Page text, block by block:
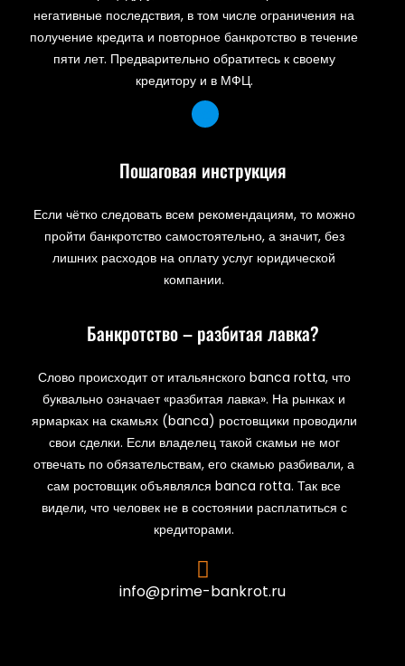
негативные последствия, в том числе ограничения на
получение кредита и повторное банкротство в течение
пяти лет. Предварительно обратитесь к своему
кредитору и в МФЦ.
Пошаговая инструкция
Если чётко следовать всем рекомендациям, то можно
пройти банкротство самостоятельно, а значит, без
лишних расходов на оплату услуг юридической
компании.
Банкротство – разбитая лавка?
Слово происходит от итальянского banca rotta, что
буквально означает «разбитая лавка». На рынках и
ярмарках на скамьях (banca) ростовщики проводили
свои сделки. Если владелец такой скамьи не мог
отвечать по обязательствам, его скамью разбивали, а
сам ростовщик объявлялся banca rotta. Так все
видели, что человек не в состоянии расплатиться с
кредиторами.
info@prime-bankrot.ru